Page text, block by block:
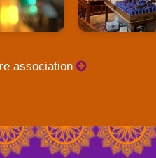
association